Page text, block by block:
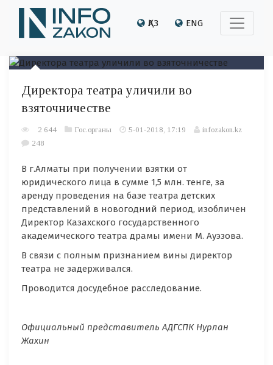
ҚАЗ ENG
Директора театра уличили во
взяточничестве
2 644 Гос.органы 5-01-2018, 17:19
infozakon.kz
248
В г.Алматы при получении взятки от
юридического лица в сумме 1,5 млн. тенге, за
аренду проведения на базе театра детских
представлений в новогодний период, изобличен
Директор Казахского государственного
академического театра драмы имени М. Ауэзова.
В связи с полным признанием вины директор
театра не задерживался.
Проводится досудебное расследование.
Официальный представитель АДГСПК Нурлан
Жахин